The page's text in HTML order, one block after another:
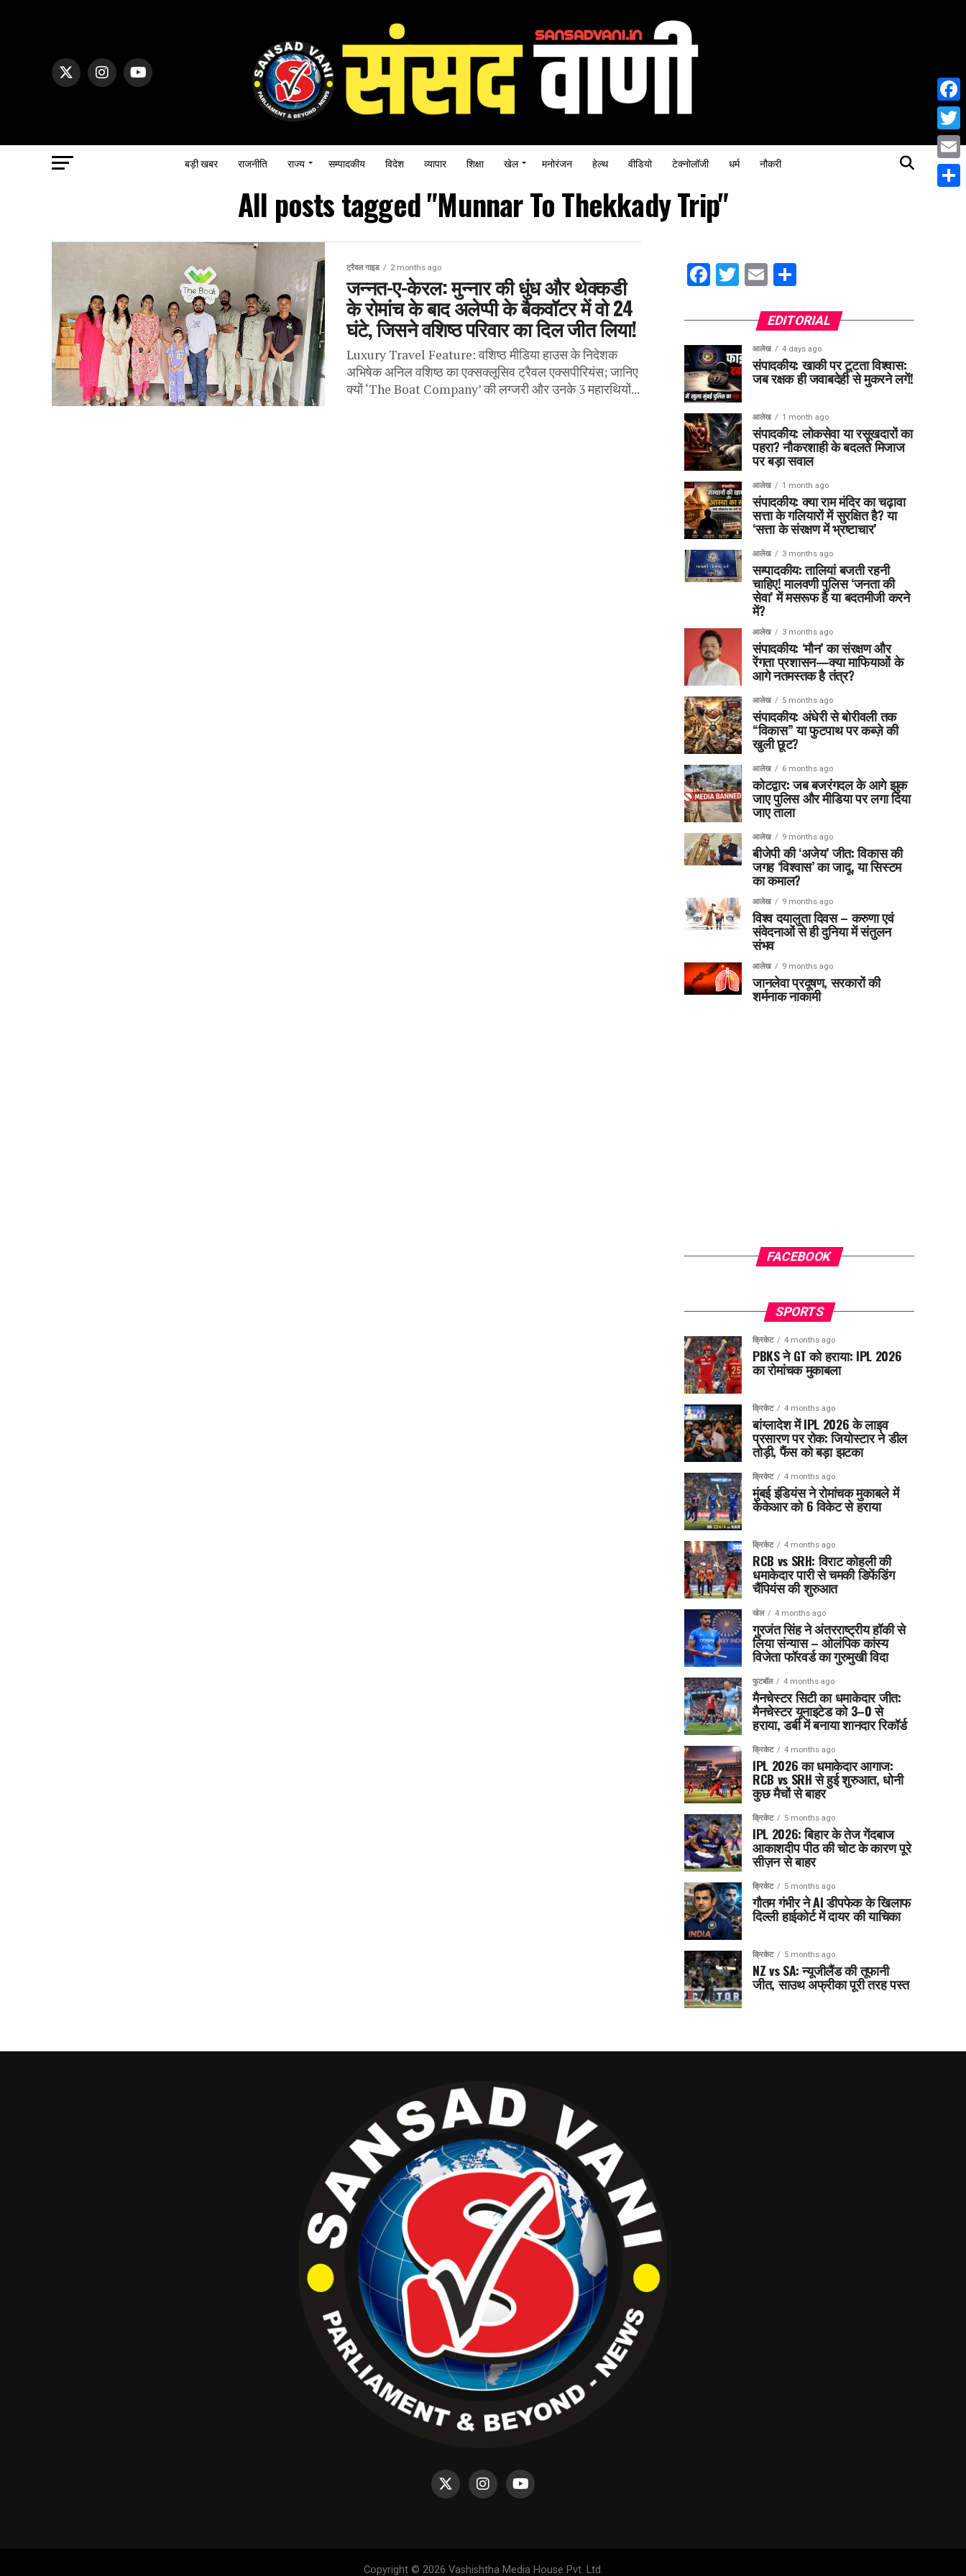
बड़ी खबर राजनीति राज्य सम्पादकीय विदेश व्यापार शिक्षा खेल मनोरंजन हेल्थ वीडियो टेक्नोलॉजी धर्म नौकरी
All posts tagged "Munnar To Thekkady Trip"
ट्रैवल गाइड 2 months ago
जन्नत-ए-केरल: मुन्नार की धुंध और थेक्कडी
के रोमांच के बाद अलेप्पी के बैकवॉटर में वो 24
घंटे, जिसने वशिष्ठ परिवार का दिल जीत लिया!
Luxury Travel Feature: वशिष्ठ मीडिया हाउस के निदेशक
अभिषेक अनिल वशिष्ठ का एक्सक्लूसिव ट्रैवल एक्सपीरियंस; जानिए
क्यों ‘The Boat Company’ की लग्जरी और उनके 3 महारथियों...
Facebook
Twitter
Email
EDITORIAL
आलेख 4 days ago
संपादकीय: खाकी पर टूटता विश्वास:
जब रक्षक ही जवाबदेही से मुकरने लगें!
आलेख 1 month ago
संपादकीय: लोकसेवा या रसूखदारों का
पहरा? नौकरशाही के बदलते मिजाज
पर बड़ा सवाल
आलेख 1 month ago
संपादकीय: क्या राम मंदिर का चढ़ावा
सत्ता के गलियारों में सुरक्षित है? या
‘सत्ता के संरक्षण में भ्रष्टाचार’
आलेख 3 months ago
सम्पादकीय: तालियां बजती रहनी
चाहिए! मालवणी पुलिस ‘जनता की
सेवा’ में मसरूफ है या बदतमीजी करने
में?
आलेख 3 months ago
संपादकीय: ‘मौन’ का संरक्षण और
रेंगता प्रशासन—क्या माफियाओं के
आगे नतमस्तक है तंत्र?
आलेख 5 months ago
संपादकीय: अंधेरी से बोरीवली तक
“विकास” या फुटपाथ पर कब्ज़े की
खुली छूट?
आलेख 6 months ago
कोटद्वार: जब बजरंगदल के आगे झुक
जाए पुलिस और मीडिया पर लगा दिया
जाए ताला
आलेख 9 months ago
बीजेपी की ‘अजेय’ जीत: विकास की
जगह ‘विश्वास’ का जादू, या सिस्टम
का कमाल?
आलेख 9 months ago
विश्व दयालुता दिवस – करुणा एवं
संवेदनाओं से ही दुनिया में संतुलन
संभव
आलेख 9 months ago
जानलेवा प्रदूषण, सरकारों की
शर्मनाक नाकामी
FACEBOOK
SPORTS
क्रिकेट 4 months ago
PBKS ने GT को हराया: IPL 2026
का रोमांचक मुकाबला
क्रिकेट 4 months ago
बांग्लादेश में IPL 2026 के लाइव
प्रसारण पर रोक: जियोस्टार ने डील
तोड़ी, फैंस को बड़ा झटका
क्रिकेट 4 months ago
मुंबई इंडियंस ने रोमांचक मुकाबले में
केकेआर को 6 विकेट से हराया
क्रिकेट 4 months ago
RCB vs SRH: विराट कोहली की
धमाकेदार पारी से चमकी डिफेंडिंग
चैंपियंस की शुरुआत
खेल 4 months ago
गुरजंत सिंह ने अंतरराष्ट्रीय हॉकी से
लिया संन्यास – ओलंपिक कांस्य
विजेता फॉरवर्ड का गुरुमुखी विदा
फुटबॉल 4 months ago
मैनचेस्टर सिटी का धमाकेदार जीत:
मैनचेस्टर यूनाइटेड को 3–0 से
हराया, डर्बी में बनाया शानदार रिकॉर्ड
क्रिकेट 4 months ago
IPL 2026 का धमाकेदार आगाज:
RCB vs SRH से हुई शुरुआत, धोनी
कुछ मैचों से बाहर
क्रिकेट 5 months ago
IPL 2026: बिहार के तेज गेंदबाज
आकाशदीप पीठ की चोट के कारण पूरे
सीज़न से बाहर
क्रिकेट 5 months ago
गौतम गंभीर ने AI डीपफेक के खिलाफ
दिल्ली हाईकोर्ट में दायर की याचिका
क्रिकेट 5 months ago
NZ vs SA: न्यूजीलैंड की तूफानी
जीत, साउथ अफ्रीका पूरी तरह पस्त
Copyright © 2026 Vashishtha Media House Pvt. Ltd.
Email